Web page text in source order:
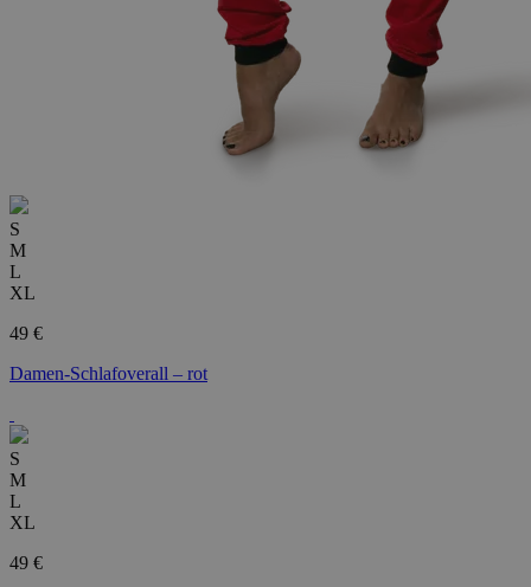
S
M
L
XL
49 €
Damen-Schlafoverall – rot
S
M
L
XL
49 €